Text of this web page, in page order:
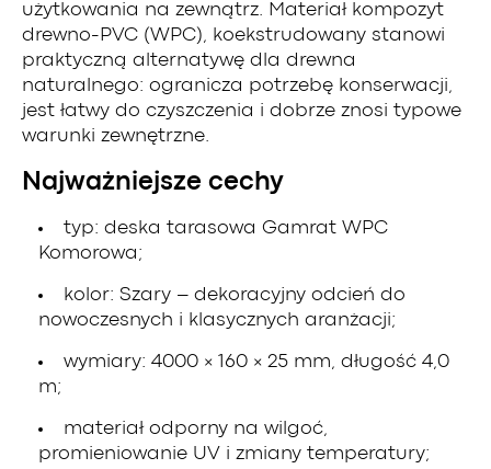
użytkowania na zewnątrz. Materiał kompozyt
drewno-PVC (WPC), koekstrudowany stanowi
praktyczną alternatywę dla drewna
naturalnego: ogranicza potrzebę konserwacji,
jest łatwy do czyszczenia i dobrze znosi typowe
warunki zewnętrzne.
Najważniejsze cechy
typ: deska tarasowa Gamrat WPC
Komorowa;
kolor: Szary – dekoracyjny odcień do
nowoczesnych i klasycznych aranżacji;
wymiary: 4000 × 160 × 25 mm, długość 4,0
m;
materiał odporny na wilgoć,
promieniowanie UV i zmiany temperatury;